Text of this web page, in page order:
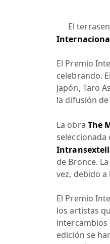
El
El Premio
celebrando.
Japón, Taro
la difusión
La obra The
seleccionada
de Bronce.
vez, debido
El Premio
los artistas
intercambios
edición se